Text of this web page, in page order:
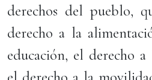
derechos del pueblo,
derecho a la
educación, el derecho